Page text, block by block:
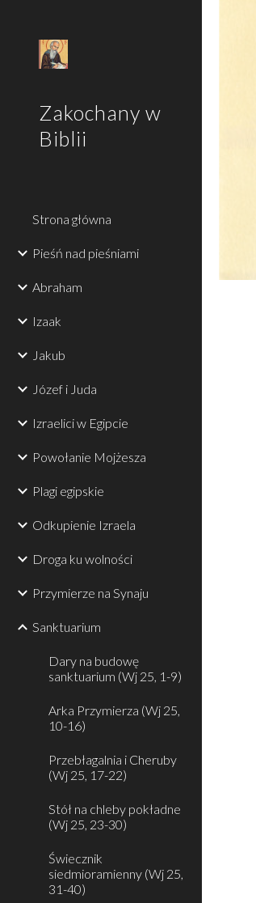
Zakochany w
Biblii
Strona główna
Pieśń nad pieśniami
Abraham
Izaak
Jakub
Józef i Juda
Izraelici w Egipcie
Powołanie Mojżesza
Plagi egipskie
Odkupienie Izraela
Droga ku wolności
Przymierze na Synaju
Sanktuarium
Dary na budowę
sanktuarium (Wj 25, 1-9)
Arka Przymierza (Wj 25,
10-16)
Przebłagalnia i Cheruby
(Wj 25, 17-22)
Stół na chleby pokładne
(Wj 25, 23-30)
Świecznik
siedmioramienny (Wj 25,
31-40)